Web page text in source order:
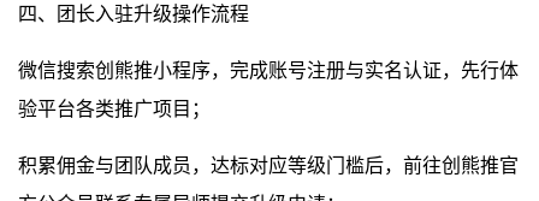
四、团长入驻升级操作流程
微信搜索创熊推小程序，完成账号注册与实名认证，先行体
验平台各类推广项目；
积累佣金与团队成员，达标对应等级门槛后，前往创熊推官